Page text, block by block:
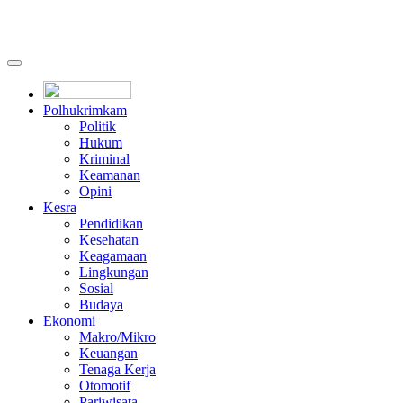
Polhukrimkam
Politik
Hukum
Kriminal
Keamanan
Opini
Kesra
Pendidikan
Kesehatan
Keagamaan
Lingkungan
Sosial
Budaya
Ekonomi
Makro/Mikro
Keuangan
Tenaga Kerja
Otomotif